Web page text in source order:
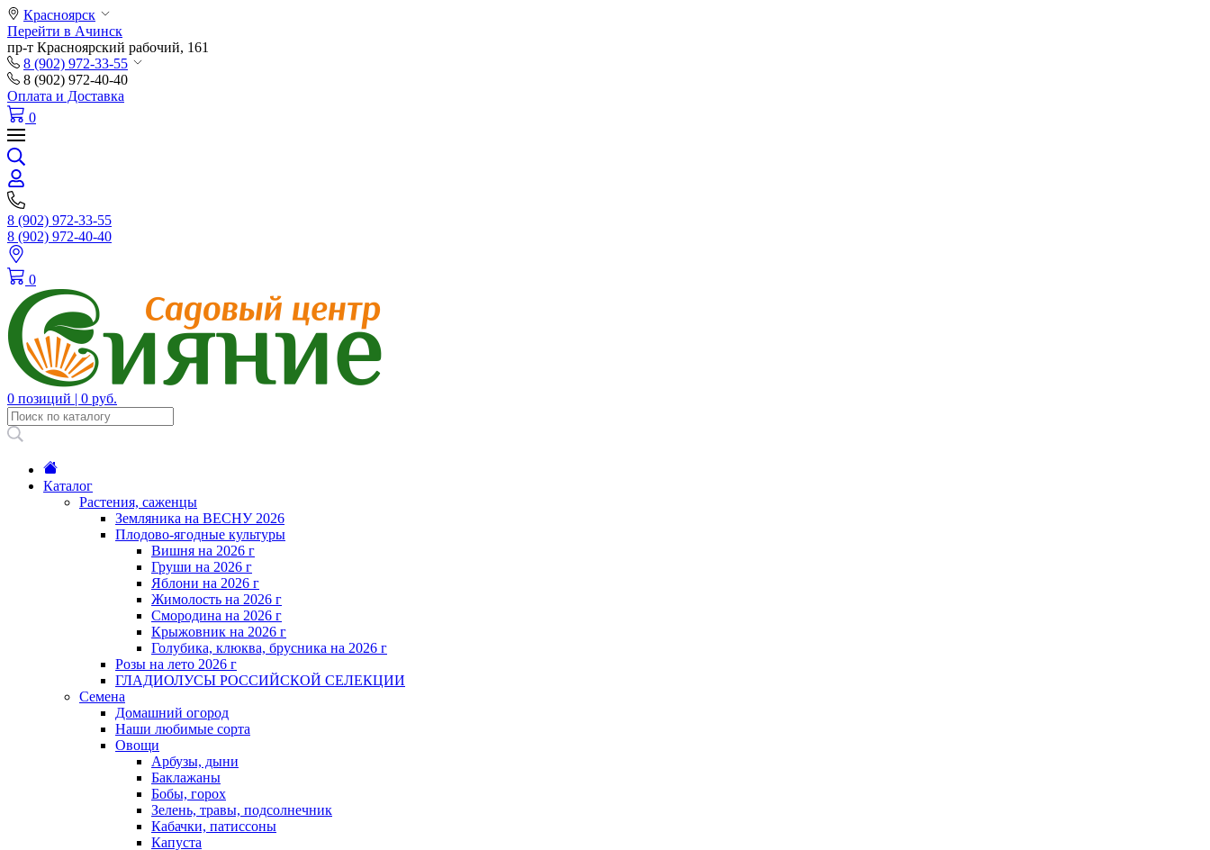
Красноярск
Перейти в Ачинск
пр-т Красноярский рабочий, 161
8 (902) 972-33-55
8 (902) 972-40-40
Оплата и Доставка
0
8 (902) 972-33-55
8 (902) 972-40-40
0
0 позиций | 0 руб.
Каталог
Растения, саженцы
Земляника на ВЕСНУ 2026
Плодово-ягодные культуры
Вишня на 2026 г
Груши на 2026 г
Яблони на 2026 г
Жимолость на 2026 г
Смородина на 2026 г
Крыжовник на 2026 г
Голубика, клюква, брусника на 2026 г
Розы на лето 2026 г
ГЛАДИОЛУСЫ РОССИЙСКОЙ СЕЛЕКЦИИ
Семена
Домашний огород
Наши любимые сорта
Овощи
Арбузы, дыни
Баклажаны
Бобы, горох
Зелень, травы, подсолнечник
Кабачки, патиссоны
Капуста